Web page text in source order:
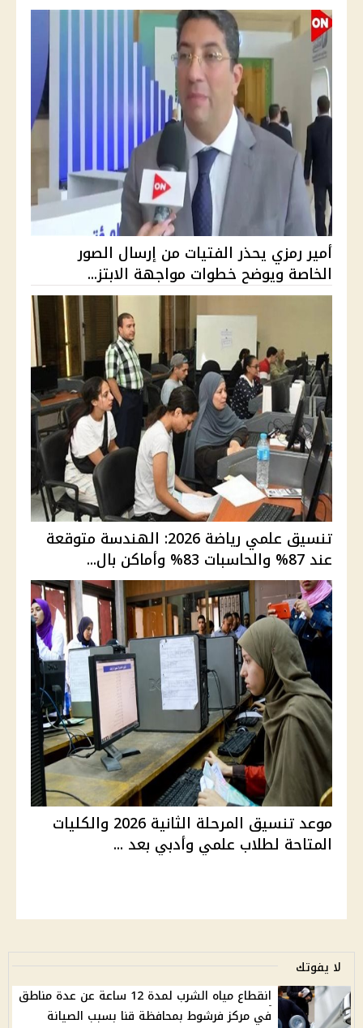
أمير رمزي يحذر الفتيات من إرسال الصور
الخاصة ويوضح خطوات مواجهة الابتز...
تنسيق علمي رياضة 2026: الهندسة متوقعة
عند 87% والحاسبات 83% وأماكن بال...
موعد تنسيق المرحلة الثانية 2026 والكليات
المتاحة لطلاب علمي وأدبي بعد ...
لا يفوتك
انقطاع مياه الشرب لمدة 12 ساعة عن عدة مناطق
في مركز فرشوط بمحافظة قنا بسبب الصيانة